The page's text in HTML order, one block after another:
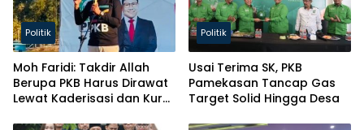
Politik
Moh Faridi: Takdir Allah
Berupa PKB Harus Dirawat
Lewat Kaderisasi dan Kursi
Politik
Usai Terima SK, PKB
Pamekasan Tancap Gas
Target Solid Hingga Desa